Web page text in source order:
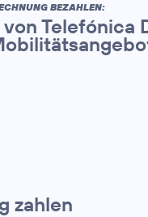
BEZAHLEN:
Telefónica
zahlen